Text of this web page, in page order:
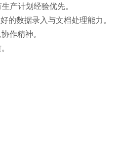
产计划经验优先。
数据录入与文档处理能力。
作精神。